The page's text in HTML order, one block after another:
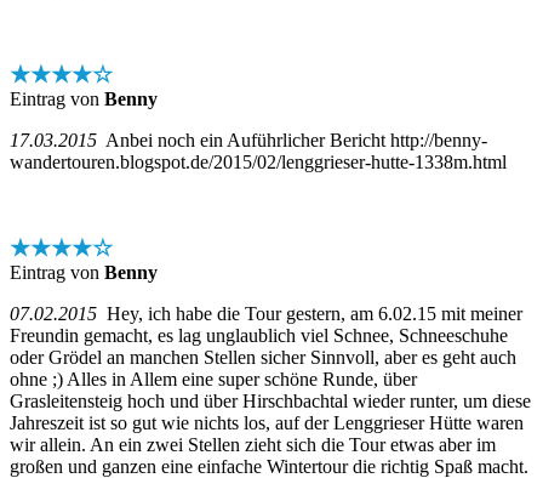
★★★★☆
Eintrag von Benny
17.03.2015 Anbei noch ein Auführlicher Bericht http://benny-
wandertouren.blogspot.de/2015/02/lenggrieser-hutte-1338m.html
★★★★☆
Eintrag von Benny
07.02.2015 Hey, ich habe die Tour gestern, am 6.02.15 mit meiner
Freundin gemacht, es lag unglaublich viel Schnee, Schneeschuhe
oder Grödel an manchen Stellen sicher Sinnvoll, aber es geht auch
ohne ;) Alles in Allem eine super schöne Runde, über
Grasleitensteig hoch und über Hirschbachtal wieder runter, um diese
Jahreszeit ist so gut wie nichts los, auf der Lenggrieser Hütte waren
wir allein. An ein zwei Stellen zieht sich die Tour etwas aber im
großen und ganzen eine einfache Wintertour die richtig Spaß macht.